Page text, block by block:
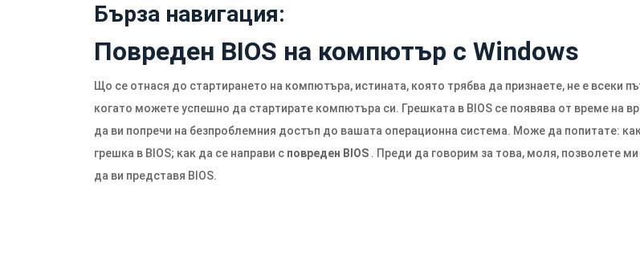
Бърза навигация:
Повреден BIOS на компютър с Windows
Що се отнася до стартирането на компютъра, истината, която трябва да признаете, не е всеки
когато можете успешно да стартирате компютъра си. Грешката в BIOS се появява от време на
да ви попречи на безпроблемния достъп до вашата операционна система. Може да попитате:
грешка в BIOS; как да се направи с повреден BIOS . Преди да говорим за това, моля, позволете
да ви представя BIOS.